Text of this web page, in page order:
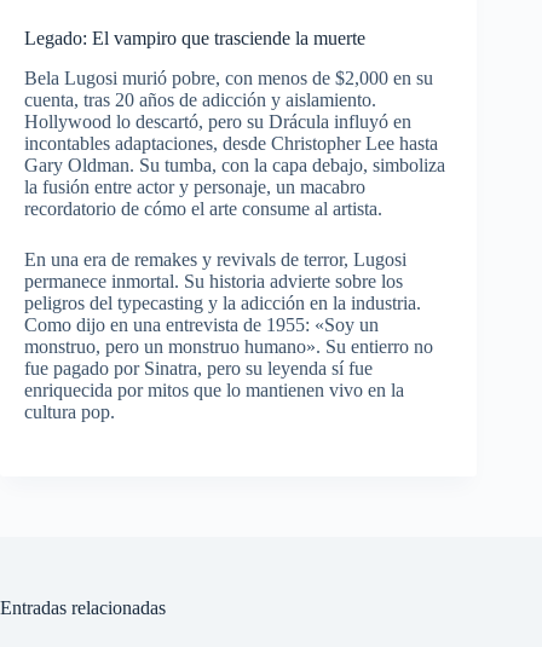
Legado: El vampiro que trasciende la muerte
Bela Lugosi murió pobre, con menos de $2,000 en su
cuenta, tras 20 años de adicción y aislamiento.
Hollywood lo descartó, pero su Drácula influyó en
incontables adaptaciones, desde Christopher Lee hasta
Gary Oldman. Su tumba, con la capa debajo, simboliza
la fusión entre actor y personaje, un macabro
recordatorio de cómo el arte consume al artista.
En una era de remakes y revivals de terror, Lugosi
permanece inmortal. Su historia advierte sobre los
peligros del typecasting y la adicción en la industria.
Como dijo en una entrevista de 1955: «Soy un
monstruo, pero un monstruo humano». Su entierro no
fue pagado por Sinatra, pero su leyenda sí fue
enriquecida por mitos que lo mantienen vivo en la
cultura pop.
Entradas relacionadas